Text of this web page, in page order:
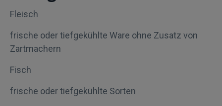
Fleisch
frische oder tiefgekühlte Ware ohne Zusatz von
Zartmachern
Fisch
frische oder tiefgekühlte Sorten